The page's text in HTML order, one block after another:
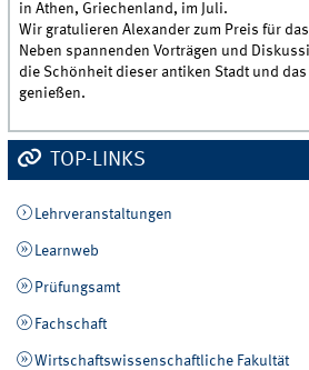
in Athen, Griechenland, im Juli.
Wir gratulieren Alexander zum Preis für
Neben spannenden Vorträgen und
die Schönheit dieser antiken Stadt und
genießen.
TOP-LINKS
Lehrveranstaltungen
Learnweb
Prüfungsamt
Fachschaft
Wirtschaftswissenschaftliche Fakultät